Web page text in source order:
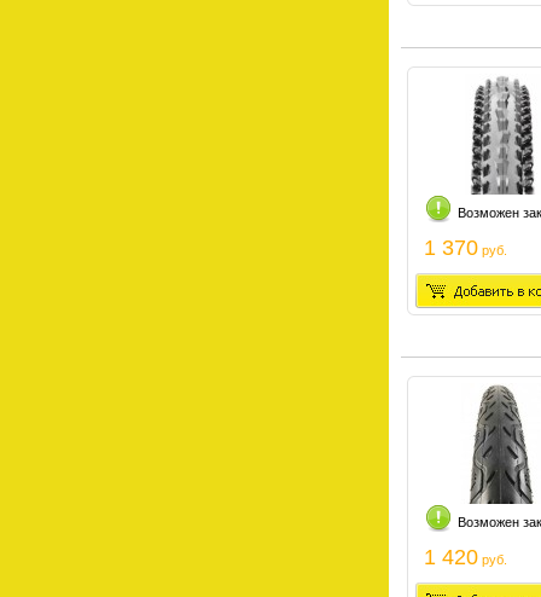
Возможен
1 370 руб.
Возможен
1 420 руб.